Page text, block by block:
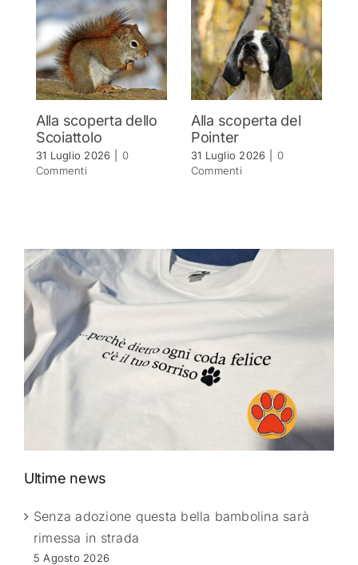
Alla scoperta dello
Scoiattolo
31 Luglio 2026
0
Commenti
Alla scoperta del
Pointer
31 Luglio 2026
0
Commenti
Ultime news
Senza adozione questa bella bambolina sarà
rimessa in strada
5 Agosto 2026